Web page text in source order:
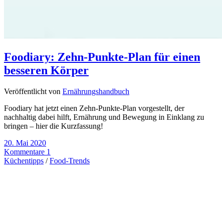
Foodiary: Zehn-Punkte-Plan für einen
besseren Körper
Veröffentlicht von Ernährungshandbuch
Foodiary hat jetzt einen Zehn-Punkte-Plan vorgestellt, der
nachhaltig dabei hilft, Ernährung und Bewegung in Einklang zu
bringen – hier die Kurzfassung!
20. Mai 2020
Kommentare 1
Küchentipps /Food-Trends